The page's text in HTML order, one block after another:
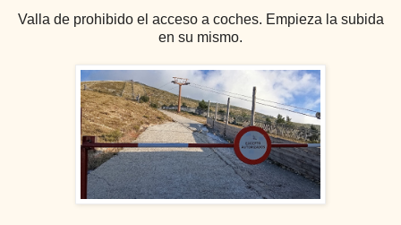
Valla de prohibido el acceso a coches. Empieza la subida
en su mismo.